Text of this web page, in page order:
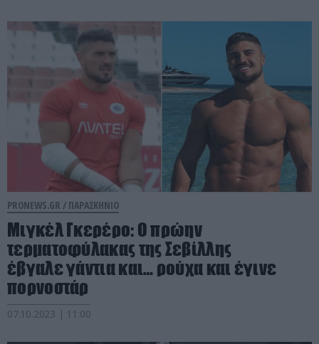
PRONEWS.GR / ΠΑΡΑΣΚΗΝΙΟ
Μιγκέλ Γκερέρο: Ο πρώην
τερματοφύλακας της Σεβίλλης
έβγαλε γάντια και… ρούχα και έγινε
πορνοστάρ
07.10.2023 | 11:00